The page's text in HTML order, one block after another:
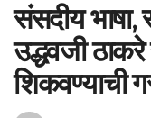
संसदीय
उद्धवजी
शिकवण्याची